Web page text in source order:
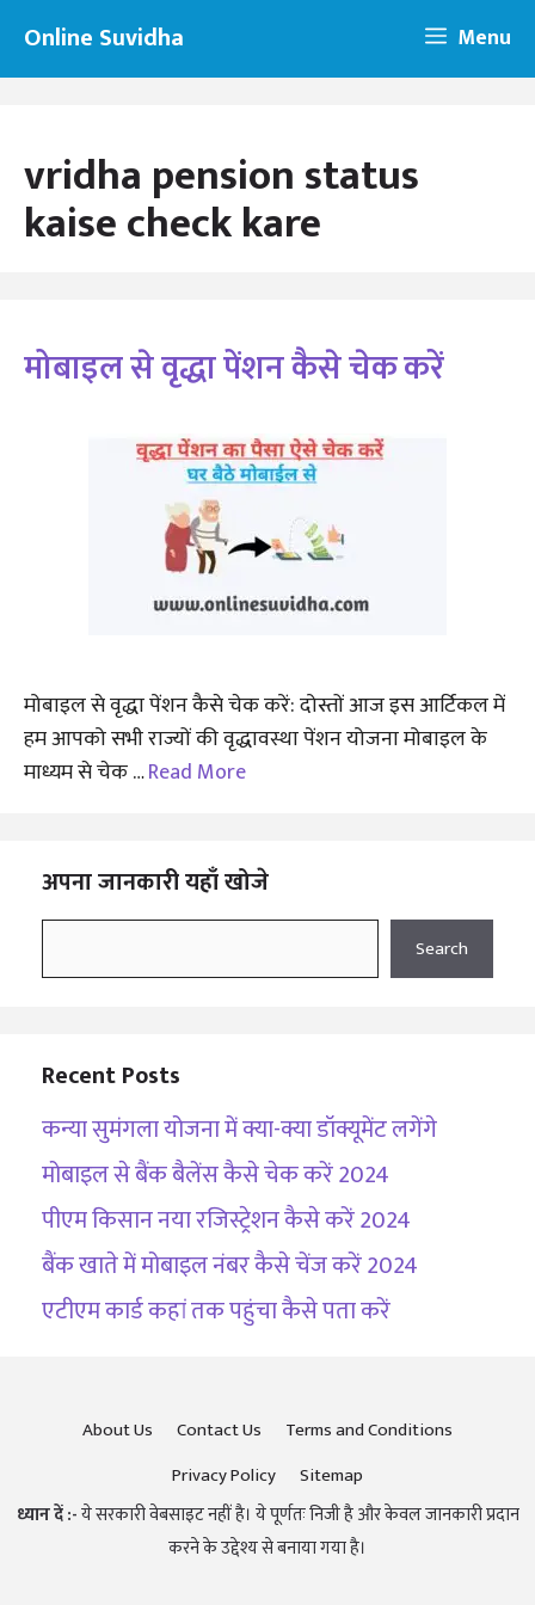
content
Online Suvidha Menu
vridha pension status
kaise check kare
मोबाइल से वृद्धा पेंशन कैसे चेक करें
मोबाइल से वृद्धा पेंशन कैसे चेक करें: दोस्तों आज इस आर्टिकल में
हम आपको सभी राज्यों की वृद्धावस्था पेंशन योजना मोबाइल के
माध्यम से चेक …Read More
अपना जानकारी यहाँ खोजे
Search
Recent Posts
कन्या सुमंगला योजना में क्या-क्या डॉक्यूमेंट लगेंगे
मोबाइल से बैंक बैलेंस कैसे चेक करें 2024
पीएम किसान नया रजिस्ट्रेशन कैसे करें 2024
बैंक खाते में मोबाइल नंबर कैसे चेंज करें 2024
एटीएम कार्ड कहां तक पहुंचा कैसे पता करें
About Us Contact Us
Terms and Conditions
Privacy Policy
Sitemap
ध्यान दें :-ये सरकारी वेबसाइट नहीं है। ये पूर्णतः निजी है और केवल जानकारी प्रदान
करने के उद्देश्य से बनाया गया है।